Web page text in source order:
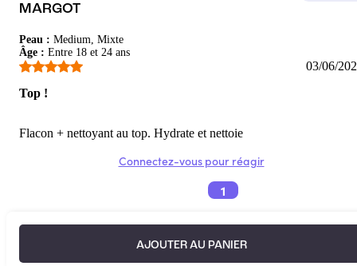
MARGOT
Peau : Medium, Mixte
Âge : Entre 18 et 24 ans
03/06/
Top !
Flacon + nettoyant au top. Hydrate et nettoie
Connectez-vous pour réagir
1
AJOUTER AU PANIER